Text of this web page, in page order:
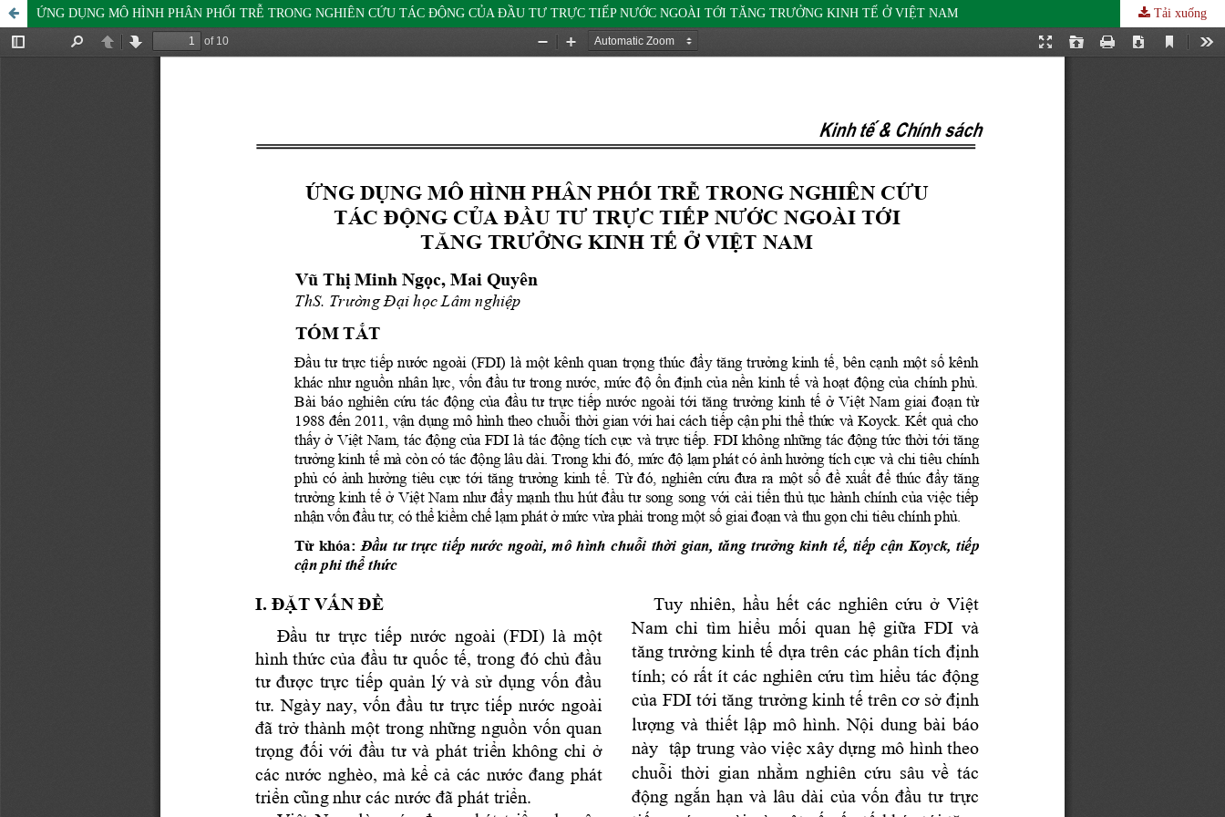
ỨNG DỤNG MÔ HÌNH PHÂN PHỐI TRỄ TRONG NGHIÊN CỨU TÁC ĐỘNG CỦA ĐẦU TƯ TRỰC TIẾP NƯỚC NGOÀI TỚI TĂNG TRƯỞNG KINH TẾ Ở VIỆT NAM Tải xuống